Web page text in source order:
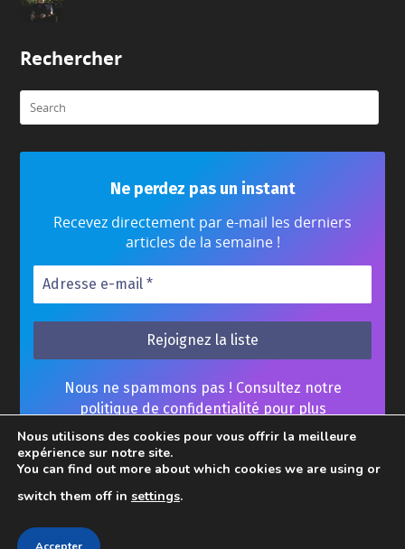
Rechercher
Ne perdez pas un instant
Recevez directement par e-mail les derniers
articles de la semaine !
Nous ne spammons pas ! Consultez notre
politique de confidentialité pour plus
d’informations.
Nous utilisons des cookies pour vous offrir la meilleure
expérience sur notre site.
You can find out more about which cookies we are using or
switch them off in settings.